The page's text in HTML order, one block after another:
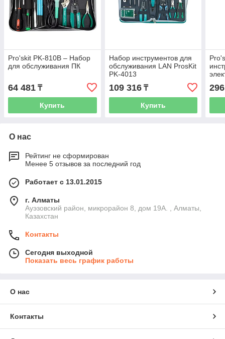
Pro'skit PK-810B – Набор
для обслуживания ПК
64 481 ₸
Купить
Набор инструментов для
обслуживания LAN ProsKit
PK-4013
109 316₸
Купить
О нас
Рейтинг не сформирован
Менее 5 отзывов за последний год
Работает с 13.01.2015
г. Алматы
Ауэзовский район, микрорайон 8, дом 19А. , Алматы,
Казахстан
Контакты
Сегодня выходной
Показать весь график работы
О нас
Контакты